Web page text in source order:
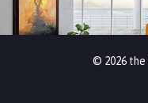
© 2026 the